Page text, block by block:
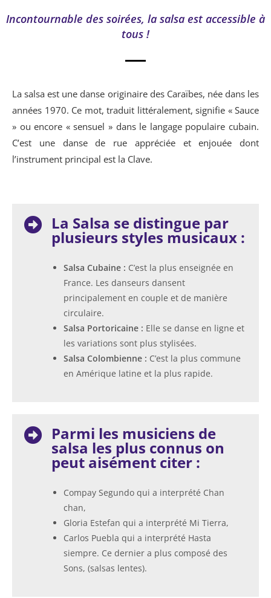
Incontournable des soirées, la salsa est accessible à
tous !
La salsa est une danse originaire des Caraïbes, née dans les
années 1970. Ce mot, traduit littéralement, signifie « Sauce
» ou encore « sensuel » dans le langage populaire cubain.
C’est une danse de rue appréciée et enjouée dont
l’instrument principal est la Clave.
La Salsa se distingue par
plusieurs styles musicaux :
Salsa Cubaine : C’est la plus enseignée en
France. Les danseurs dansent
principalement en couple et de manière
circulaire.
Salsa Portoricaine : Elle se danse en ligne et
les variations sont plus stylisées.
Salsa Colombienne : C’est la plus commune
en Amérique latine et la plus rapide.
Parmi les musiciens de
salsa les plus connus on
peut aisément citer :
Compay Segundo qui a interprété Chan
chan,
Gloria Estefan qui a interprété Mi Tierra,
Carlos Puebla qui a interprété Hasta
siempre. Ce dernier a plus composé des
Sons, (salsas lentes).